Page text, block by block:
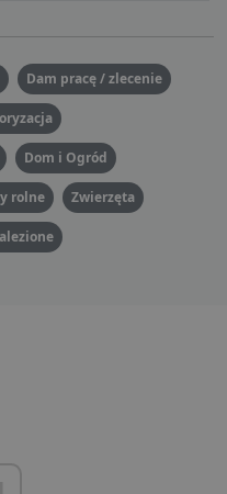
Dam pracę / zlecenie
Dom i Ogród
rolne Zwierzęta